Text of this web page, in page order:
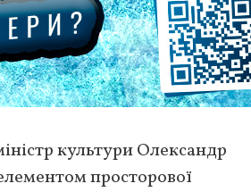
культури Олександр
просторової